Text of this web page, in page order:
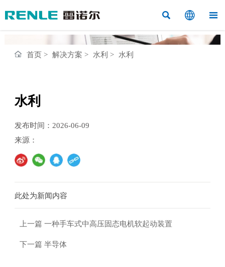
  
首页> 解决方案 > 水利 > 水利
水利
发布时间：2026-06-09
来源：
此处为新闻内容
上一篇 一种手车式中高压固态电机软起动装置
下一篇 半导体